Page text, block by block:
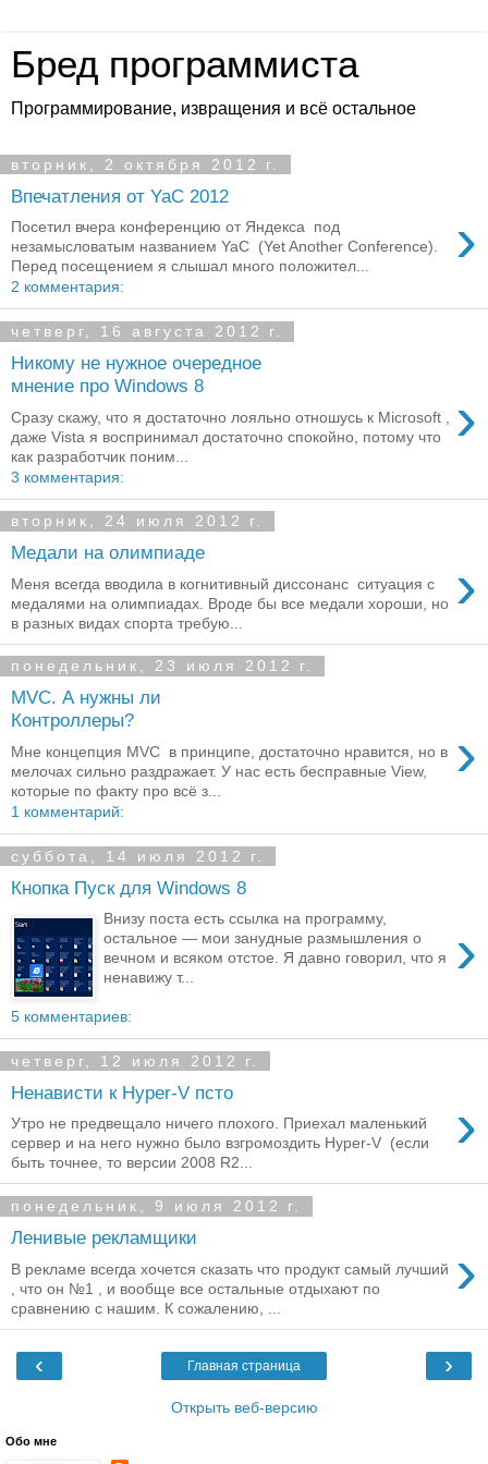
Бред программиста
Программирование, извращения и всё остальное
вторник, 2 октября 2012 г.
Впечатления от YaC 2012
›
Посетил вчера конференцию от Яндекса под
незамысловатым названием YaC (Yet Another Conference).
Перед посещением я слышал много положител...
2 комментария:
четверг, 16 августа 2012 г.
Никому не нужное очередное
мнение про Windows 8
›
Сразу скажу, что я достаточно лояльно отношусь к Microsoft ,
даже Vista я воспринимал достаточно спокойно, потому что
как разработчик поним...
3 комментария:
вторник, 24 июля 2012 г.
Медали на олимпиаде ›
Меня всегда вводила в когнитивный диссонанс ситуация с
медалями на олимпиадах. Вроде бы все медали хороши, но
в разных видах спорта требую...
понедельник, 23 июля 2012 г.
MVC. А нужны ли
Контроллеры?
›
Мне концепция MVC в принципе, достаточно нравится, но в
мелочах сильно раздражает. У нас есть бесправные View,
которые по факту про всё з...
1 комментарий:
суббота, 14 июля 2012 г.
Кнопка Пуск для Windows 8
›
Внизу поста есть ссылка на программу,
остальное — мои занудные размышления о
вечном и всяком отстое. Я давно говорил, что я
ненавижу т...
5 комментариев:
четверг, 12 июля 2012 г.
Ненависти к Hyper-V псто ›
Утро не предвещало ничего плохого. Приехал маленький
сервер и на него нужно было взгромоздить Hyper-V (если
быть точнее, то версии 2008 R2...
понедельник, 9 июля 2012 г.
Ленивые рекламщики ›
В рекламе всегда хочется сказать что продукт самый лучший
, что он №1 , и вообще все остальные отдыхают по
сравнению с нашим. К сожалению, ...
‹ ›
Главная страница
Открыть веб-версию
Обо мне